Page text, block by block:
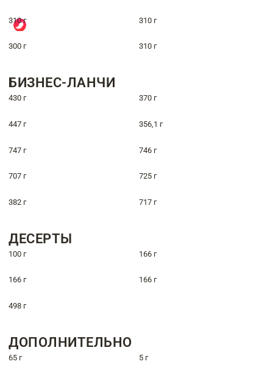
310 г 310 г
300 г 310 г
БИЗНЕС-ЛАНЧИ
430 г 370 г
447 г 356,1 г
747 г 746 г
707 г 725 г
382 г 717 г
ДЕСЕРТЫ
100 г 166 г
166 г 166 г
498 г
ДОПОЛНИТЕЛЬНО
65 г 5 г